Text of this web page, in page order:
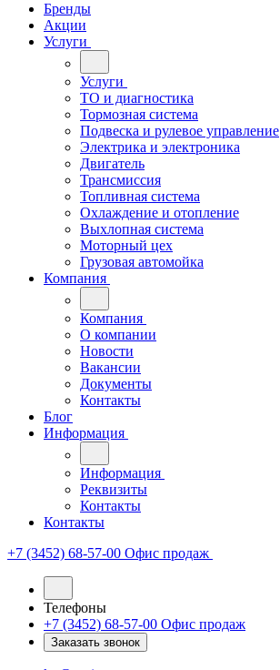
Бренды
Акции
Услуги
Услуги
ТО и диагностика
Тормозная система
Подвеска и рулевое управление
Электрика и электроника
Двигатель
Трансмиссия
Топливная система
Охлаждение и отопление
Выхлопная система
Моторный цех
Грузовая автомойка
Компания
Компания
О компании
Новости
Вакансии
Документы
Контакты
Блог
Информация
Информация
Реквизиты
Контакты
Контакты
+7 (3452) 68-57-00 Офис продаж
Телефоны
+7 (3452) 68-57-00 Офис продаж
Заказать звонок